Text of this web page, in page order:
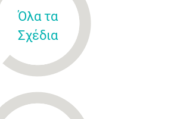
Όλα τα
Σχέδια